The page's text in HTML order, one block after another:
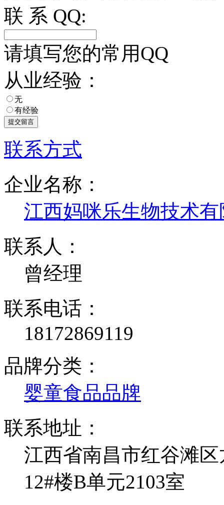
联 系 QQ:
请填写您的常用QQ
从业经验：
无
有经验
联系方式
企业名称：
江西妈咪乐生物技术
联系人：
曾经理
联系电话：
18172869119
品牌分类：
婴童食品品牌
联系地址：
江西省南昌市红谷滩
12#楼B单元2103室